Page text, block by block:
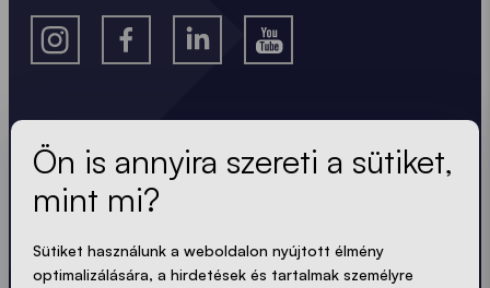
A legfrissebb hírek.
Mindig naprakész. Nincs spam! Rövid, ropogós és
Ön is annyira szereti a sütiket,
mint mi?
Sütiket használunk a weboldalon nyújtott élmény
optimalizálására, a hirdetések és tartalmak személyre